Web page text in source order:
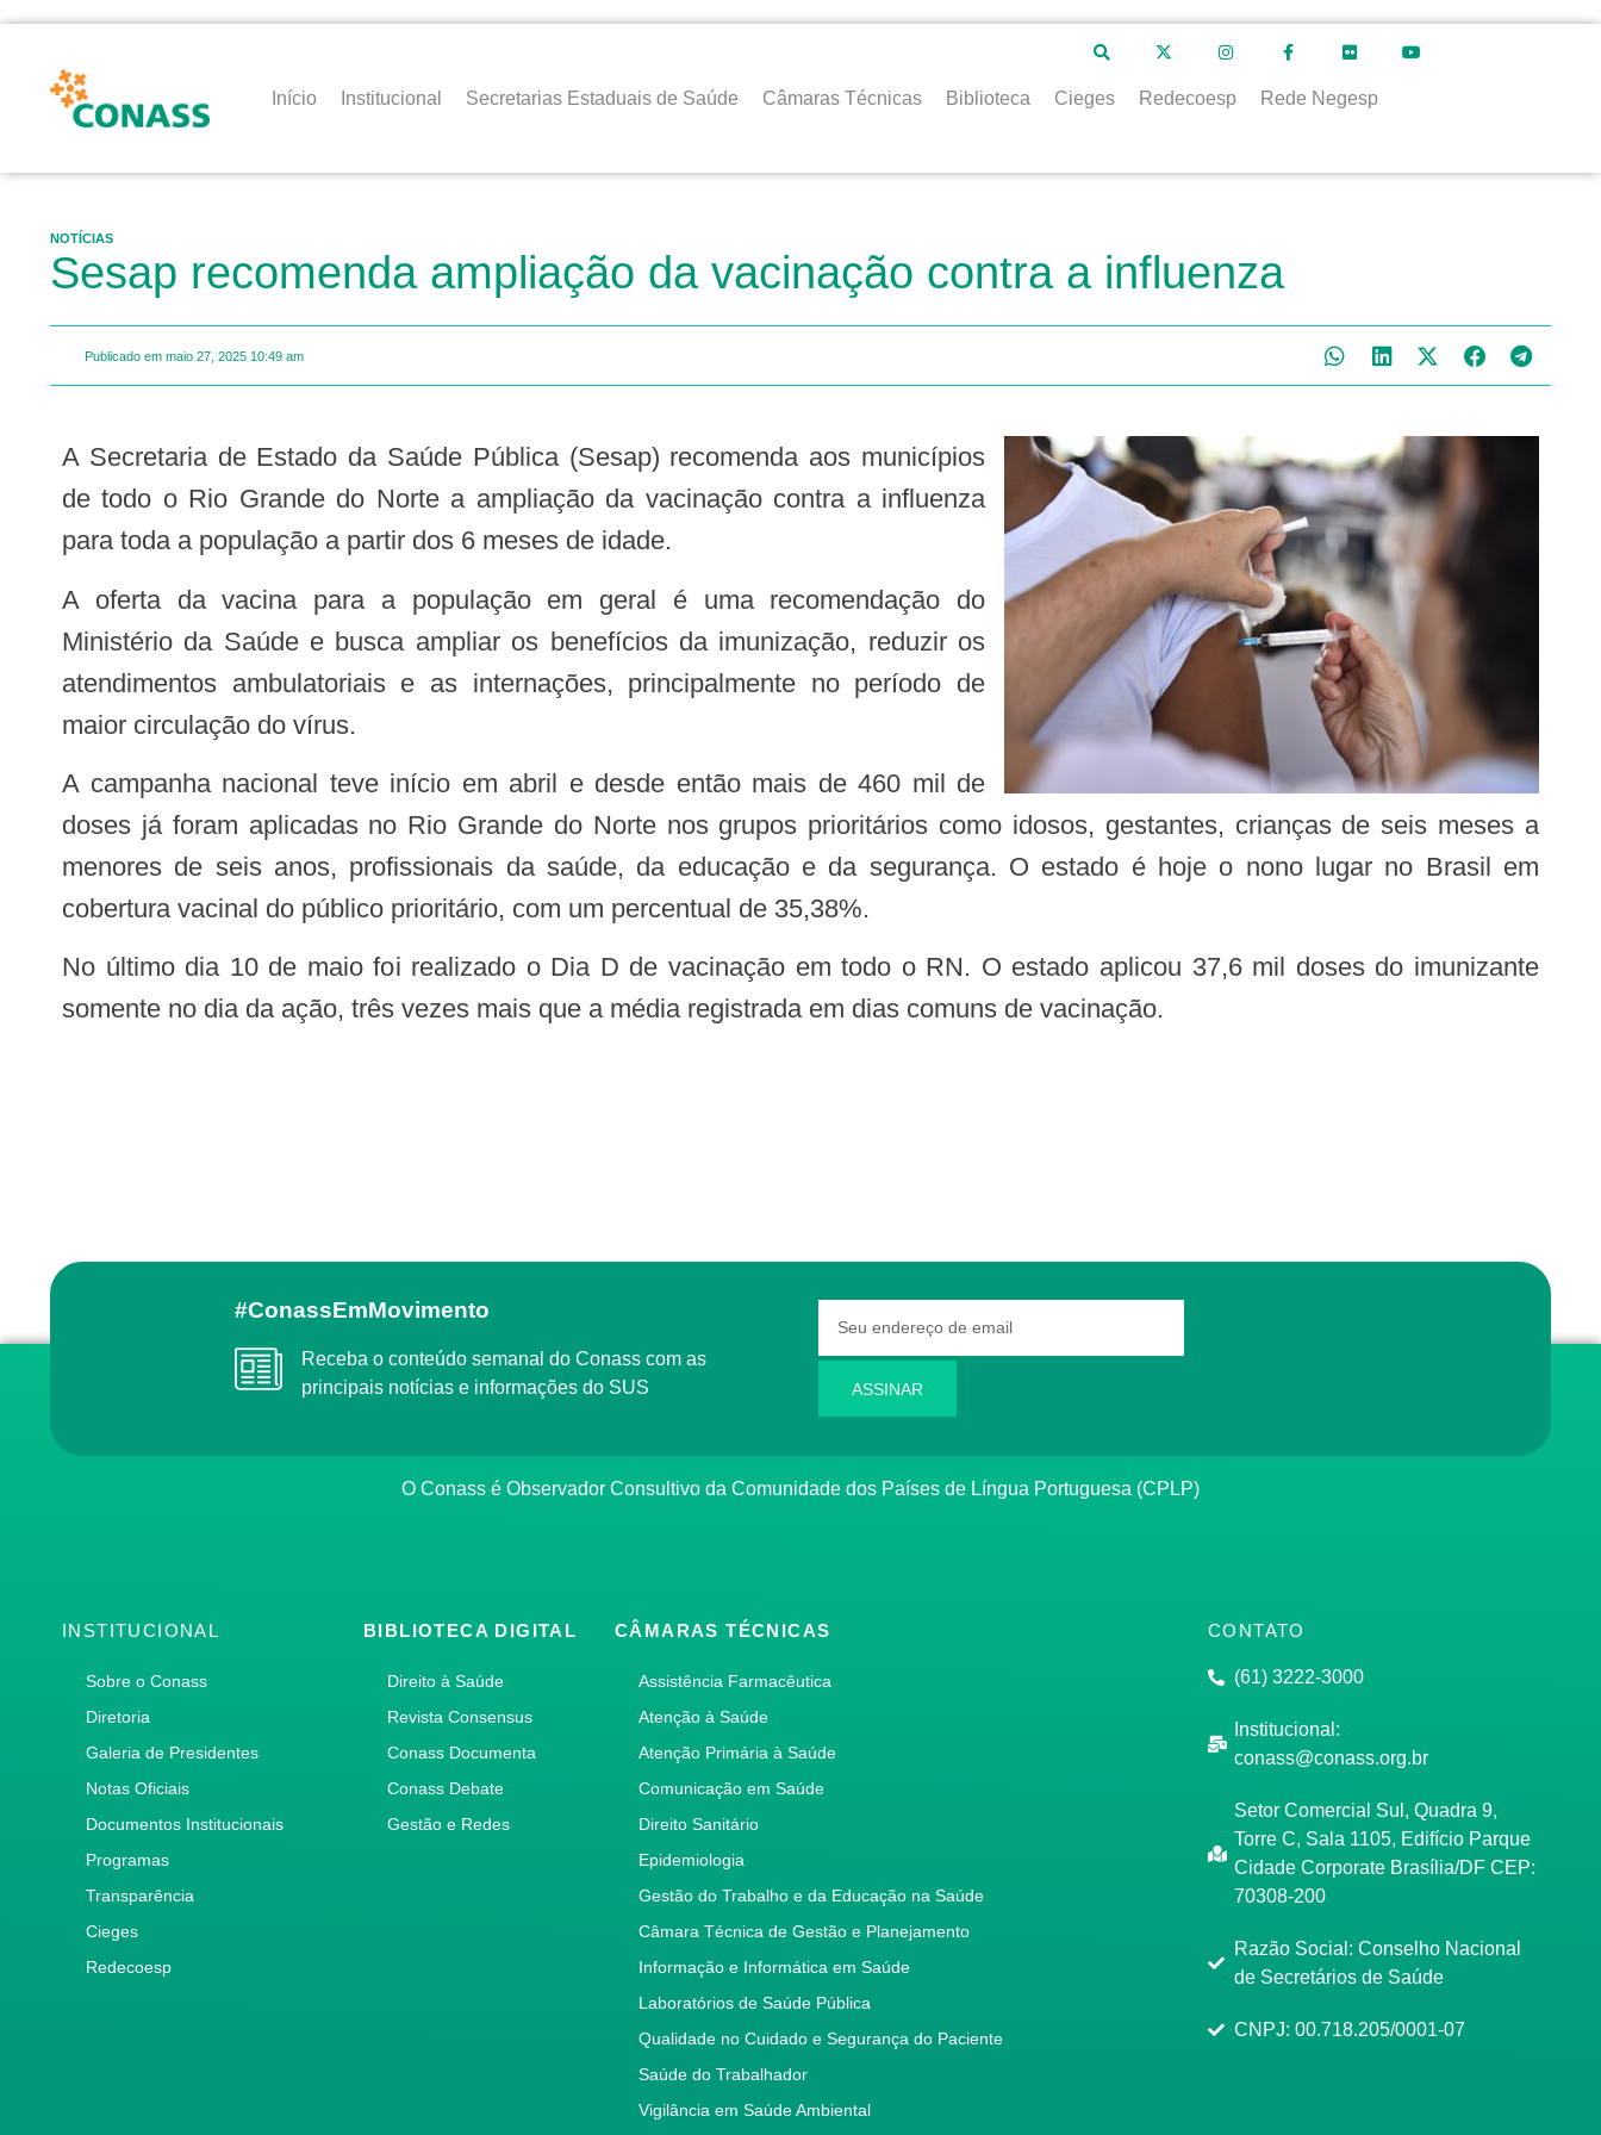
Início Institucional Secretarias Estaduais de Saúde Câmaras Técnicas Biblioteca Cieges Redecoesp Rede Negesp
NOTÍCIAS
Sesap recomenda ampliação da vacinação contra a influenza
Publicado em maio 27, 2025 10:49 am
A Secretaria de Estado da Saúde Pública (Sesap) recomenda aos municípios
de todo o Rio Grande do Norte a ampliação da vacinação contra a influenza
para toda a população a partir dos 6 meses de idade.
A oferta da vacina para a população em geral é uma recomendação do
Ministério da Saúde e busca ampliar os benefícios da imunização, reduzir os
atendimentos ambulatoriais e as internações, principalmente no período de
maior circulação do vírus.
A campanha nacional teve início em abril e desde então mais de 460 mil de
doses já foram aplicadas no Rio Grande do Norte nos grupos prioritários como idosos, gestantes, crianças de seis meses a
menores de seis anos, profissionais da saúde, da educação e da segurança. O estado é hoje o nono lugar no Brasil em
cobertura vacinal do público prioritário, com um percentual de 35,38%.
No último dia 10 de maio foi realizado o Dia D de vacinação em todo o RN. O estado aplicou 37,6 mil doses do imunizante
somente no dia da ação, três vezes mais que a média registrada em dias comuns de vacinação.
#ConassEmMovimento
Receba o conteúdo semanal do Conass com as
principais notícias e informações do SUS
ASSINAR
O Conass é Observador Consultivo da Comunidade dos Países de Língua Portuguesa (CPLP)
INSTITUCIONAL
Sobre o Conass
Diretoria
Galeria de Presidentes
Notas Oficiais
Documentos Institucionais
Programas
Transparência
Cieges
Redecoesp
BIBLIOTECA DIGITAL
Direito à Saúde
Revista Consensus
Conass Documenta
Conass Debate
Gestão e Redes
CÂMARAS TÉCNICAS
Assistência Farmacêutica
Atenção à Saúde
Atenção Primária à Saúde
Comunicação em Saúde
Direito Sanitário
Epidemiologia
Gestão do Trabalho e da Educação na Saúde
Câmara Técnica de Gestão e Planejamento
Informação e Informática em Saúde
Laboratórios de Saúde Pública
Qualidade no Cuidado e Segurança do Paciente
Saúde do Trabalhador
Vigilância em Saúde Ambiental
CONTATO
(61) 3222-3000
Institucional:
conass@conass.org.br
Setor Comercial Sul, Quadra 9,
Torre C, Sala 1105, Edifício Parque
Cidade Corporate Brasília/DF CEP:
70308-200
Razão Social: Conselho Nacional
de Secretários de Saúde
CNPJ: 00.718.205/0001-07